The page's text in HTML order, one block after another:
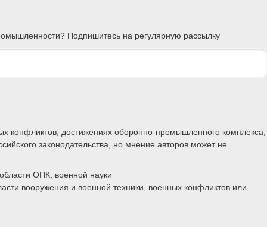
Подпишитесь на регулярную рассылку
конфликтов, достижениях оборонно-промышленного комплекса,
законодательства, но мнение авторов может не
ОПК, военной науки
вооружения и военной техники, военных конфликтов или